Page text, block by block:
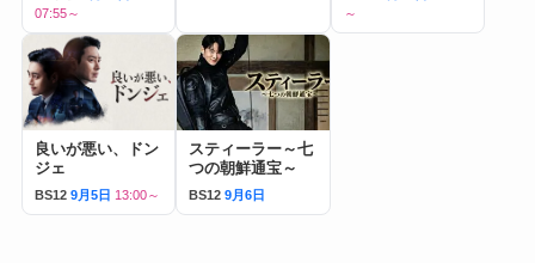
07:55～
～
良いが悪い、ドン
ジェ
BS12 9月5日 13:00～
スティーラー～七
つの朝鮮通宝～
BS12 9月6日